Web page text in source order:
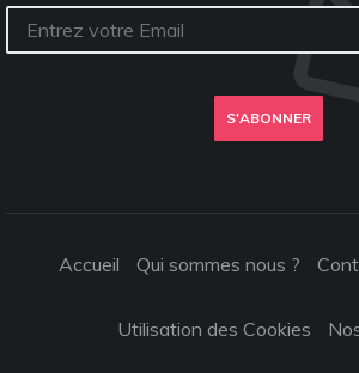
S'ABONNER
Accueil Qui sommes nous ?
Utilisation des Cookies